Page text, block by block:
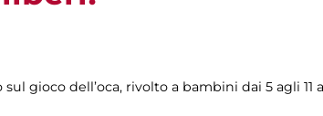
gioco dell’oca, rivolto a bambini dai 5 agli 11